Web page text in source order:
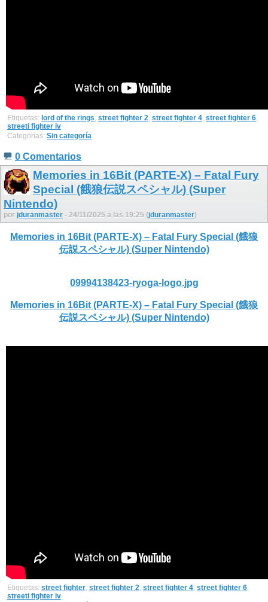
Etiquetas: lord of the rings, street fighter 2, street fighter 4, street fighter 6,
streeti fighter iv
Categorías: Sin categoría
0 Comentarios
Memories in 16Bit (PARTE-X) – Fatal Fury
Special (餓狼伝説スペシャル) (Super
Nintendo)
por jduranmaster - 24/11/2025 a las 19:25 (jduranmaster)
Memories in 16Bit (PARTE-X) – Fatal Fury Special (餓狼
伝説スペシャル) (Super Nintendo)
09994138423-ryoga-logo.jpg
Memories in 16Bit (PARTE-X) – Fatal Fury Special (餓狼
伝説スペシャル) (Super Nintendo)
Etiquetas: street fighter street fighter 2 street fighter 4 street fighter 6
streeti fighter iv